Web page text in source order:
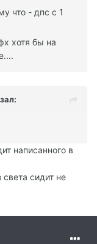
что - дпс с 1
хотя бы на
написанного в
сидит не